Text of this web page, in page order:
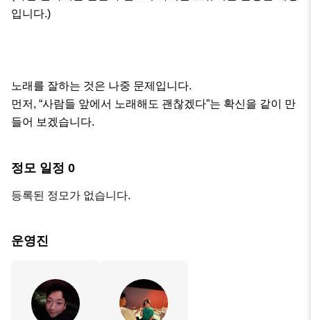
입니다.)
노래를 잘하는 것은 나중 문제입니다.
먼저, “사람들 앞에서 노래해도 괜찮겠다”는 확신을 같이 만
들어 보겠습니다.
정모 일정 0
등록된 정모가 없습니다.
운영진